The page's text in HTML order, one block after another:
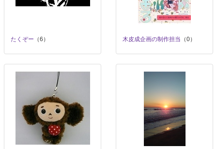
たくぞー （6） 木皮成企画の制作担当 （0）